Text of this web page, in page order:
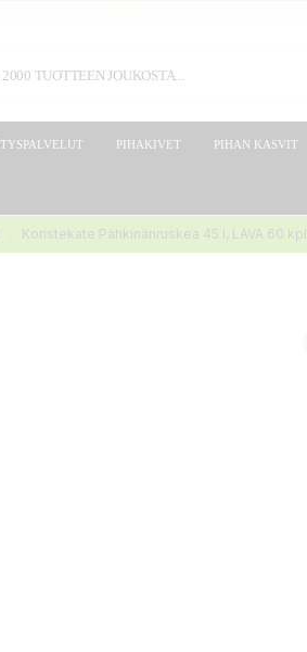
PIHAKIVET PIHAN KASVIT
Koristekate Pähkinänruskea 45 l, LAVA 60 kpl